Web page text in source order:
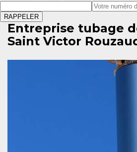
Entreprise tubage
Saint Victor